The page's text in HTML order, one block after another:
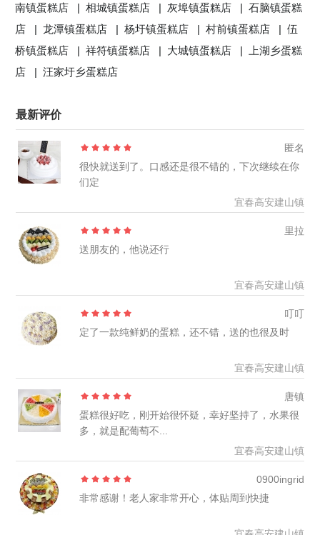
南镇蛋糕店 |相城镇蛋糕店 | 灰埠镇蛋糕店 |石脑镇蛋糕
店 |龙潭镇蛋糕店 |杨圩镇蛋糕店 |村前镇蛋糕店 |伍
桥镇蛋糕店 |祥符镇蛋糕店 | 大城镇蛋糕店 |
上湖乡蛋糕
店 |汪家圩乡蛋糕店
最新评价
匿名
很快就送到了。口感还是很不错的，下次继续在你
们定
宜春高安建山镇
里拉
送朋友的，他说还行
宜春高安建山镇
叮叮
定了一款纯鲜奶的蛋糕，还不错，送的也很及时
宜春高安建山镇
唐镇
蛋糕很好吃，刚开始很怀疑，幸好坚持了，水果很
多，就是配葡萄不...
宜春高安建山镇
0900ingrid
非常感谢！老人家非常开心，体贴周到快捷